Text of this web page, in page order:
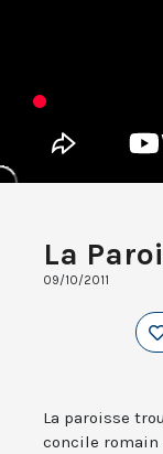
La
09/10/2011
La paroisse
concile romain